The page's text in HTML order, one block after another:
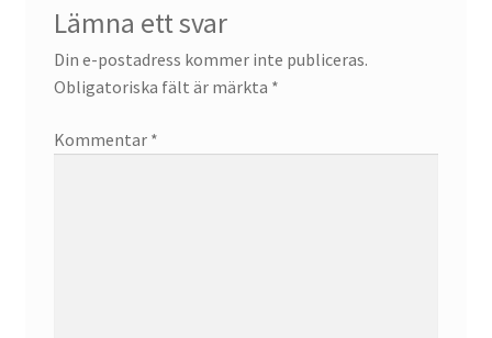
Lämna ett svar
Din e-postadress kommer inte publiceras.
Obligatoriska fält är märkta *
Kommentar *